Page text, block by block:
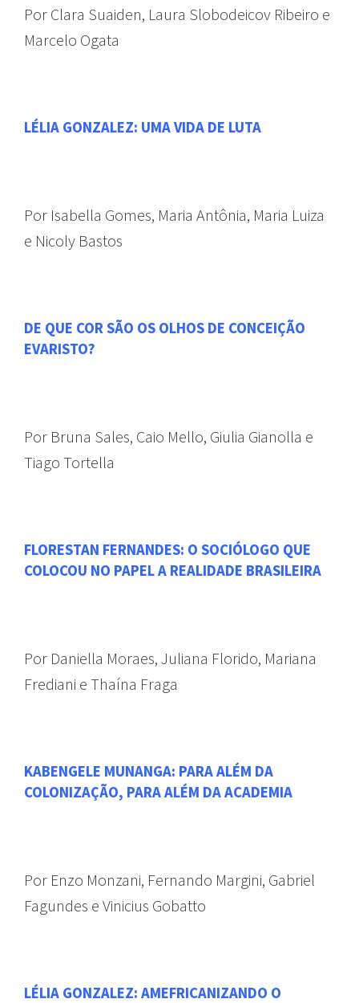
Por Clara Suaiden, Laura Slobodeicov Ribeiro e
Marcelo Ogata
LÉLIA GONZALEZ: UMA VIDA DE LUTA
Por Isabella Gomes, Maria Antônia, Maria Luiza
e Nicoly Bastos
DE QUE COR SÃO OS OLHOS DE CONCEIÇÃO
EVARISTO?
Por Bruna Sales, Caio Mello, Giulia Gianolla e
Tiago Tortella
FLORESTAN FERNANDES: O SOCIÓLOGO QUE
COLOCOU NO PAPEL A REALIDADE BRASILEIRA
Por Daniella Moraes, Juliana Florido, Mariana
Frediani e Thaína Fraga
KABENGELE MUNANGA: PARA ALÉM DA
COLONIZAÇÃO, PARA ALÉM DA ACADEMIA
Por Enzo Monzani, Fernando Margini, Gabriel
Fagundes e Vinicius Gobatto
LÉLIA GONZALEZ: AMEFRICANIZANDO O